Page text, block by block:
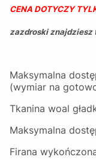
CENA DOTYCZY
zazdroski znajdziesz
Maksymalna
(wymiar na
Tkanina woal
Maksymalna
Firana